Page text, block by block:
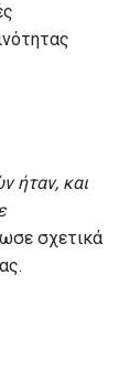
ήταν, και
σχετικά